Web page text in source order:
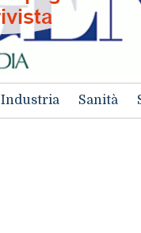
Industria Sanità